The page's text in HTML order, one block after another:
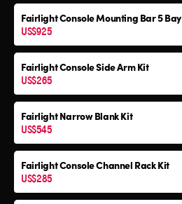
Fairlight Console Mounting Bar 5 Bay
US$925
Fairlight ConsoleSide Arm Kit
US$265
Fairlight Narrow Blank Kit
US$545
Fairlight ConsoleChannel Rack Kit
US$285